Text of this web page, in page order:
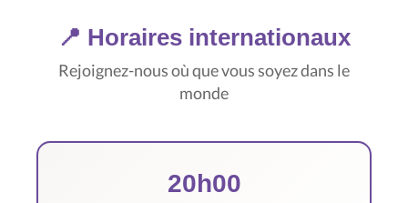
📍 Horaires internationaux
Rejoignez-nous où que vous soyez dans le
monde
20h00